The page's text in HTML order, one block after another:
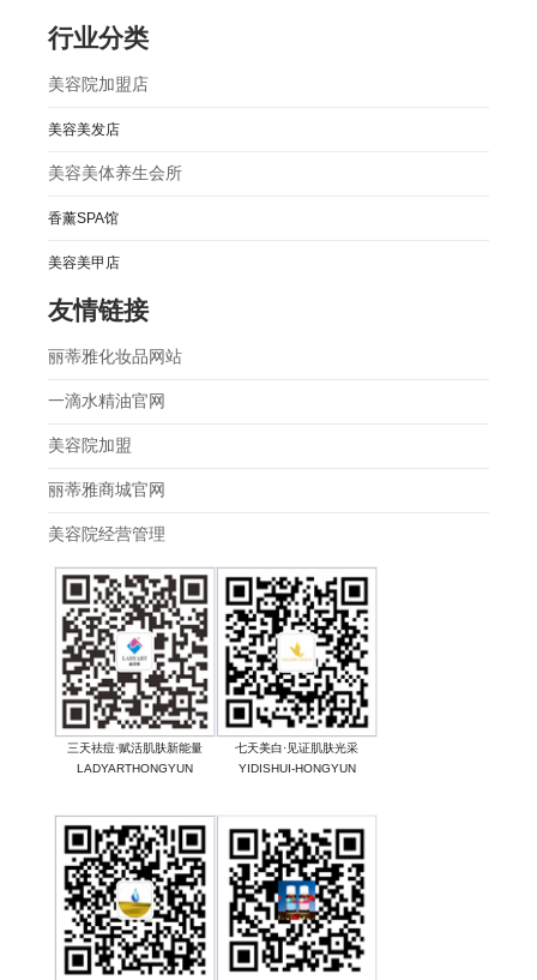
行业分类
美容院加盟店
美容美发店
美容美体养生会所
香薰SPA馆
美容美甲店
友情链接
丽蒂雅化妆品网站
一滴水精油官网
美容院加盟
丽蒂雅商城官网
美容院经营管理
三天祛痘·赋活肌肤新能量
LADYARTHONGYUN
七天美白·见证肌肤光采
YIDISHUI-HONGYUN